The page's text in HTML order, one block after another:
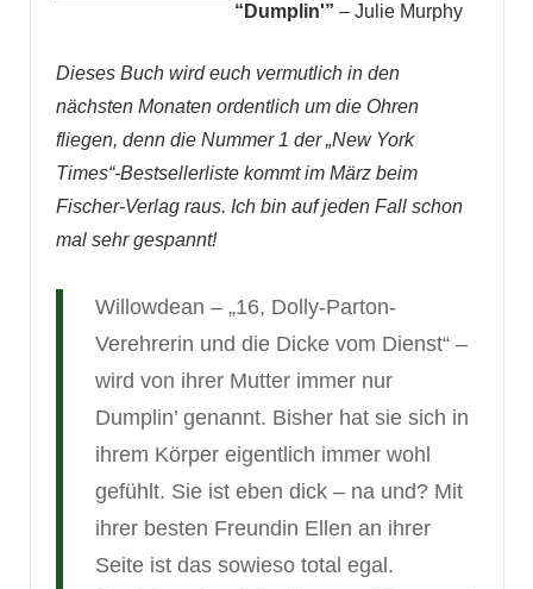
“Dumplin'” – Julie Murphy
Dieses Buch wird euch vermutlich in den
nächsten Monaten ordentlich um die Ohren
fliegen, denn die Nummer 1 der „New York
Times“-Bestsellerliste kommt im März beim
Fischer-Verlag raus. Ich bin auf jeden Fall schon
mal sehr gespannt!
Willowdean – „16, Dolly-Parton-
Verehrerin und die Dicke vom Dienst“ –
wird von ihrer Mutter immer nur
Dumplin’ genannt. Bisher hat sie sich in
ihrem Körper eigentlich immer wohl
gefühlt. Sie ist eben dick – na und? Mit
ihrer besten Freundin Ellen an ihrer
Seite ist das sowieso total egal.